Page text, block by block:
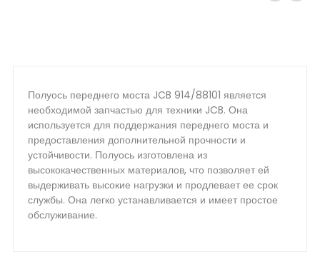
Полуось переднего моста JCB 914/88101 является
необходимой запчастью для техники JCB. Она
используется для поддержания переднего моста и
предоставления дополнительной прочности и
устойчивости. Полуось изготовлена из
высококачественных материалов, что позволяет ей
выдерживать высокие нагрузки и продлевает ее срок
службы. Она легко устанавливается и имеет простое
обслуживание.